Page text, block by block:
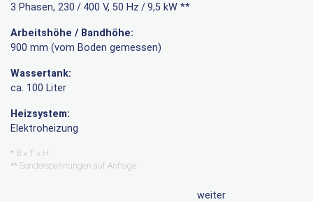
3 Phasen, 230 / 400 V, 50 Hz / 9,5 kW **
Arbeitshöhe / Bandhöhe:
900 mm (vom Boden gemessen)
Wassertank:
ca. 100 Liter
Heizsystem:
Elektroheizung
* B × T × H
** Sonderspannungen auf Anfrage
weiter